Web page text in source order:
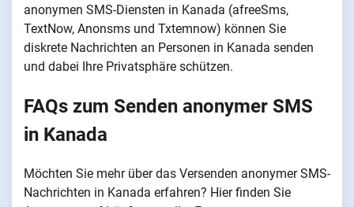
anonymen SMS-Diensten in Kanada (afreeSms,
TextNow, Anonsms und Txtemnow) können Sie
diskrete Nachrichten an Personen in Kanada senden
und dabei Ihre Privatsphäre schützen.
FAQs zum Senden anonymer SMS
in Kanada
Möchten Sie mehr über das Versenden anonymer SMS-
Nachrichten in Kanada erfahren? Hier finden Sie